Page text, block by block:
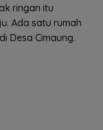
ringan itu
Ada satu rumah
Desa Cimaung.